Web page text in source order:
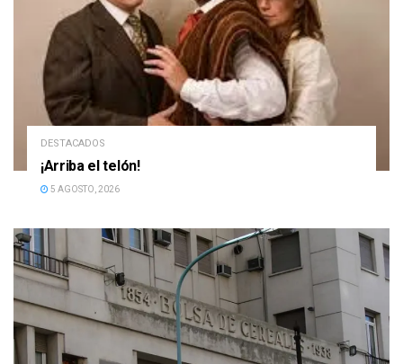
DESTACADOS
¡Arriba el telón!
5 AGOSTO, 2026